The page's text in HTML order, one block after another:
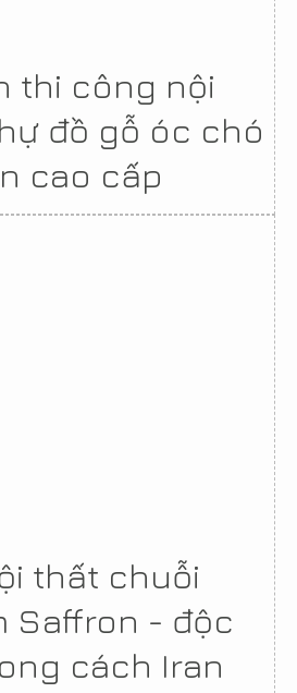
thi công nội
đồ gỗ óc chó
cao cấp
thất chuỗi
Saffron - độc
cách Iran